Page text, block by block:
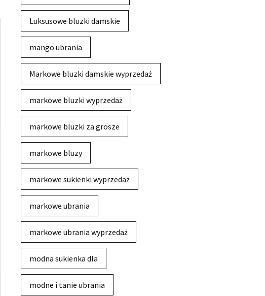
Luksusowe bluzki damskie
mango ubrania
Markowe bluzki damskie wyprzedaż
markowe bluzki wyprzedaż
markowe bluzki za grosze
markowe bluzy
markowe sukienki wyprzedaż
markowe ubrania
markowe ubrania wyprzedaż
modna sukienka dla
modne i tanie ubrania